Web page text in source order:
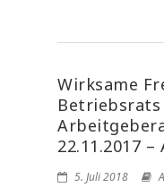
Wirksame
22.11.2017 –
5. Juli 2018